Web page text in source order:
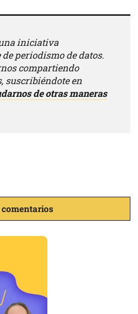
iniciativa
periodismo de datos.
compartiendo
suscribiéndote en
de otras maneras
2 comentarios